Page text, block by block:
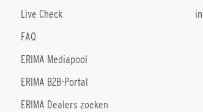
Live Check
FAQ
ERIMA Mediapool
ERIMA B2B-Portal
ERIMA Dealers zoeken